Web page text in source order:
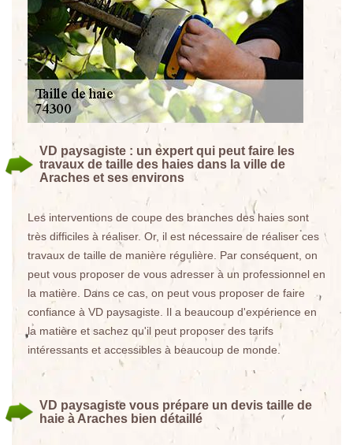
VD paysagiste : un expert qui peut faire les
travaux de taille des haies dans la ville de
Araches et ses environs
Les interventions de coupe des branches des haies sont
très difficiles à réaliser. Or, il est nécessaire de réaliser ces
travaux de taille de manière régulière. Par conséquent, on
peut vous proposer de vous adresser à un professionnel en
la matière. Dans ce cas, on peut vous proposer de faire
confiance à VD paysagiste. Il a beaucoup d'expérience en
la matière et sachez qu'il peut proposer des tarifs
intéressants et accessibles à beaucoup de monde.
VD paysagiste vous prépare un devis taille de
haie à Araches bien détaillé